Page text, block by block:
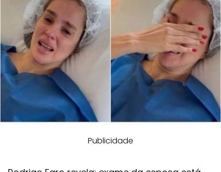
Publicidade